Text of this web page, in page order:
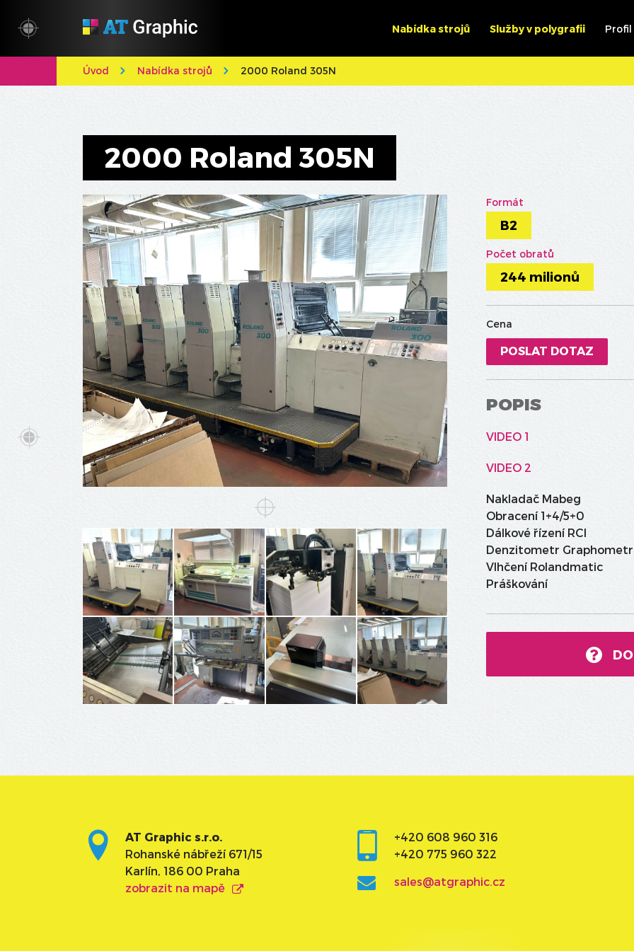
Nabídka strojů Služby v polygrafii
Úvod Nabídka strojů 2000 Roland 305N
2000 Roland 305N
Formát
B2
Počet obratů
244 milionů
Cena
POSLAT DOTAZ
POPIS
VIDEO 1
VIDEO 2
Nakladač Mabeg
Obracení 1+4/5+0
Dálkové řízení RCI
Denzitometr
Vlhčení Rolandmatic
Práškování
AT Graphic s.r.o.
Rohanské nábřeží 671/15
Karlín, 186 00 Praha
zobrazit na mapě
+420 608 960 316
+420 775 960 322
sales@atgraphic.cz